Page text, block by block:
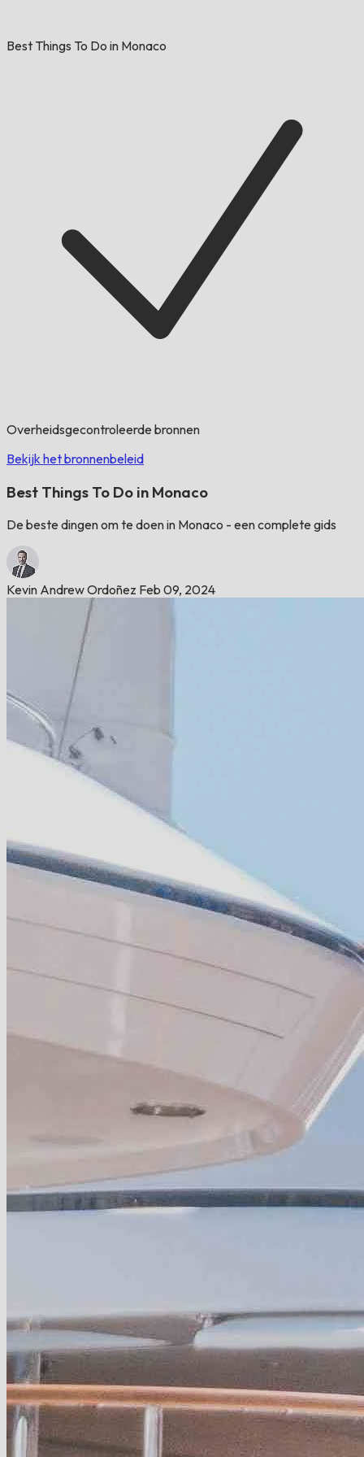
Best Things To Do in Monaco
Overheidsgecontroleerde bronnen
Bekijk het bronnenbeleid
Best Things To Do in Monaco
De beste dingen om te doen in Monaco - een complete gids
Kevin Andrew Ordoñez Feb 09, 2024